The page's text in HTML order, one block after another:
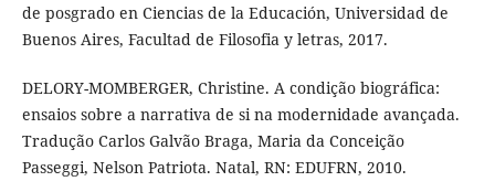
de posgrado en Ciencias de la Educación, Universidad de
Buenos Aires, Facultad de Filosofia y letras, 2017.
DELORY-MOMBERGER, Christine. A condição biográfica:
ensaios sobre a narrativa de si na modernidade avançada.
Tradução Carlos Galvão Braga, Maria da Conceição
Passeggi, Nelson Patriota. Natal, RN: EDUFRN, 2010.